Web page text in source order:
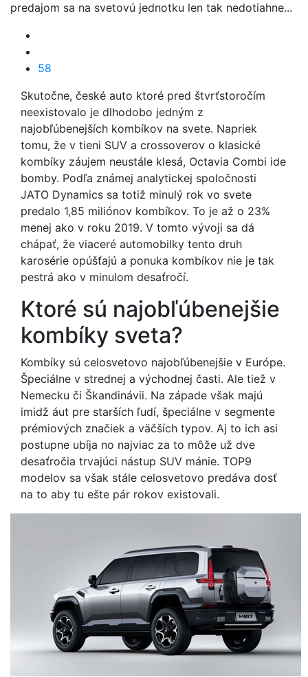
predajom sa na svetovú jednotku len tak nedotiahne...
58
Skutočne, české auto ktoré pred štvrťstoročím
neexistovalo je dlhodobo jedným z
najobľúbenejších kombíkov na svete. Napriek
tomu, že v tieni SUV a crossoverov o klasické
kombíky záujem neustále klesá, Octavia Combi ide
bomby. Podľa známej analytickej spoločnosti
JATO Dynamics sa totiž minulý rok vo svete
predalo 1,85 miliónov kombíkov. To je až o 23%
menej ako v roku 2019. V tomto vývoji sa dá
chápať, že viaceré automobilky tento druh
karosérie opúšťajú a ponuka kombíkov nie je tak
pestrá ako v minulom desaťročí.
Ktoré sú najobľúbenejšie
kombíky sveta?
Kombíky sú celosvetovo najobľúbenejšie v Európe.
Špeciálne v strednej a východnej časti. Ale tiež v
Nemecku či Škandinávii. Na západe však majú
imidž áut pre starších ľudí, špeciálne v segmente
prémiových značiek a väčších typov. Aj to ich asi
postupne ubíja no najviac za to môže už dve
desaťročia trvajúci nástup SUV mánie. TOP9
modelov sa však stále celosvetovo predáva dosť
na to aby tu ešte pár rokov existovali.